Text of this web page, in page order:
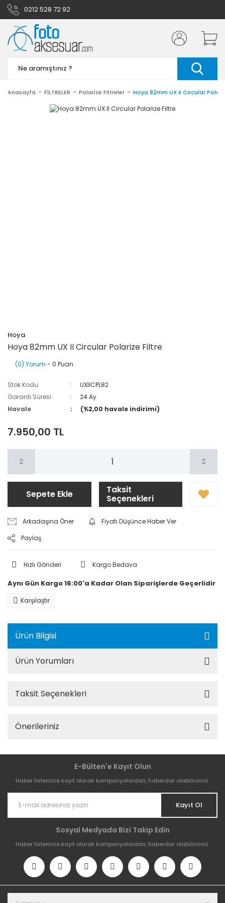
0212 528 72 92
Anasayfa FİLTRELER Polarize Filtreler Hoya 82mm UX II Circular
Hoya
Hoya 82mm UX II Circular Polarize Filtre
(0) Yorum - 0 Puan
Stok Kodu
UXIICPL82
Garanti Süresi
24 Ay
Havale
(%2,00 havale indirimi)
7.950,00 TL
Sepete Ekle Taksit
Seçenekleri
Arkadaşına Öner
Fiyatı Düşünce Haber Ver
Paylaş
Hızlı Gönderi Kargo Bedava
Aynı Gün Kargo 16:00'a Kadar Olan Siparişlerde Geçerlidir
Karşılaştır
Ürün Bilgisi
Ürün Yorumları
Taksit Seçenekleri
Önerileriniz
E-Bülten'e Kayıt Olun
Haber listemize kayıt olarak kampanyalardan, haberdar olabilirsiniz.
Kayıt Ol
Sosyal Medyada Bizi Takip Edin
Haber listemize kayıt olarak kampanyalardan, haberdar olabilirsiniz.